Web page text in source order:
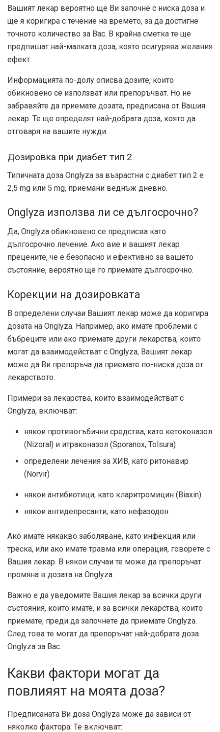
Вашият лекар вероятно ще Ви започне с ниска доза и
ще я коригира с течение на времето, за да достигне
точното количество за Вас. В крайна сметка те ще
предпишат най-малката доза, която осигурява желания
ефект.
Информацията по-долу описва дозите, които
обикновено се използват или препоръчват. Но не
забравяйте да приемате дозата, предписана от Вашия
лекар. Те ще определят най-добрата доза, която да
отговаря на вашите нужди.
Дозировка при диабет тип 2
Типичната доза Onglyza за възрастни с диабет тип 2 е
2,5 mg или 5 mg, приемани веднъж дневно.
Onglyza използва ли се дългосрочно?
Да, Onglyza обикновено се предписва като
дългосрочно лечение. Ако вие и вашият лекар
прецените, че е безопасно и ефективно за вашето
състояние, вероятно ще го приемате дългосрочно.
Корекции на дозировката
В определени случаи Вашият лекар може да коригира
дозата на Onglyza. Например, ако имате проблеми с
бъбреците или ако приемате други лекарства, които
могат да взаимодействат с Onglyza, Вашият лекар
може да Ви препоръча да приемате по-ниска доза от
лекарството.
Примери за лекарства, които взаимодействат с
Onglyza, включват:
някои противогъбични средства, като кетоконазол
(Nizoral) и итраконазол (Sporanox, Tolsura)
определени лечения за ХИВ, като ритонавир
(Norvir)
някои антибиотици, като кларитромицин (Biaxin)
някои антидепресанти, като нефазодон
Ако имате някакво заболяване, като инфекция или
треска, или ако имате травма или операция, говорете с
Вашия лекар. В някои случаи те може да препоръчат
промяна в дозата на Onglyza.
Важно е да уведомите Вашия лекар за всички други
състояния, които имате, и за всички лекарства, които
приемате, преди да започнете да приемате Onglyza.
След това те могат да препоръчат най-добрата доза
Onglyza за Вас.
Какви фактори могат да
повлияят на моята доза?
Предписаната Ви доза Onglyza може да зависи от
няколко фактора. Те включват: